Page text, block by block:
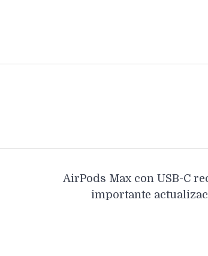
AirPods Max con USB-C
importante